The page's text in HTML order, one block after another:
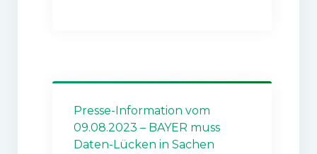
Presse-Information vom
09.08.2023 – BAYER muss
Daten-Lücken in Sachen